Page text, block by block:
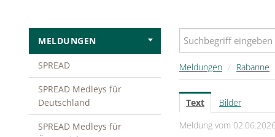
MELDUNGEN
SPREAD
SPREAD Medleys für
Deutschland
SPREAD Medleys für
Meldungen / Rabanne
Text
Bilder
Meldung vom